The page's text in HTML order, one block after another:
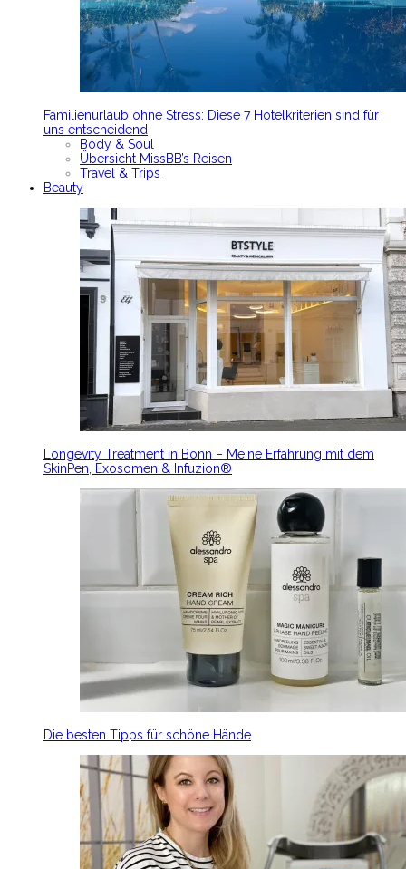
Familienurlaub ohne Stress: Diese 7 Hotelkriterien sind für
uns entscheidend
Body & Soul
Übersicht MissBB’s Reisen
Travel & Trips
Beauty
Longevity Treatment in Bonn – Meine Erfahrung mit dem
SkinPen, Exosomen & Infuzion®
Die besten Tipps für schöne Hände